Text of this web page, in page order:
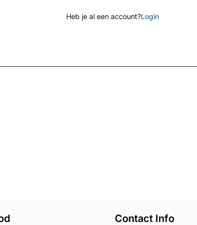
Heb je al een account?Login
Contact Info